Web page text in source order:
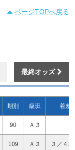
ページTOPへ戻る
最終オッズ
期別 級班 着差
90 Ａ３
109 Ａ３ ３／４